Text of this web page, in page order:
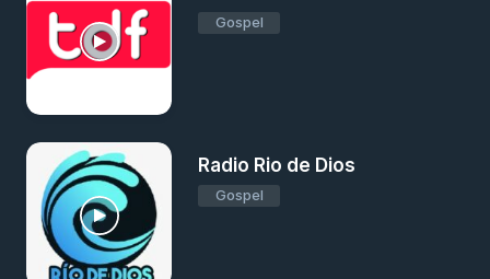
Gospel
Radio Rio de Dios
Gospel